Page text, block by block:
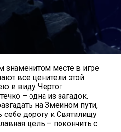
знаменитом месте в игре
все ценители этой
в виду Чертог
– одна из загадок,
на Змеином пути,
дорогу к Святилищу
цель – покончить с